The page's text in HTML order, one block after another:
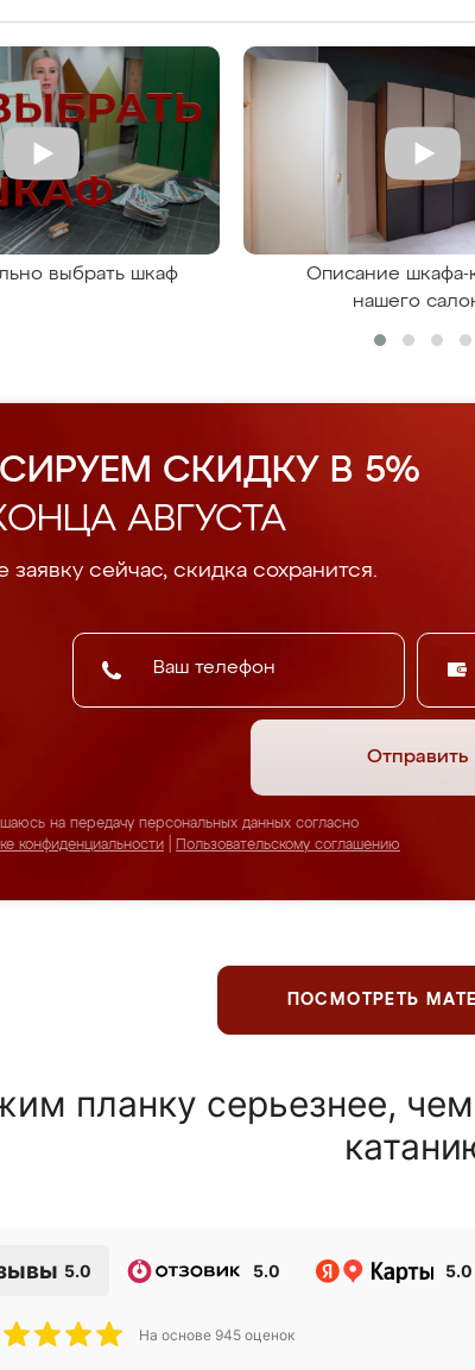
выбрать шкаф
Описание шкафа-
нашего
СКИДКУ В 5%
АВГУСТА
заявку сейчас, скидка сохранится.
Отправить
на передачу персональных данных согласно
конфиденциальности
Пользовательскому соглашению
ПОСМОТРЕТЬ
планку серьезнее,
5.0 5.0 5.0
На основе 945 оценок